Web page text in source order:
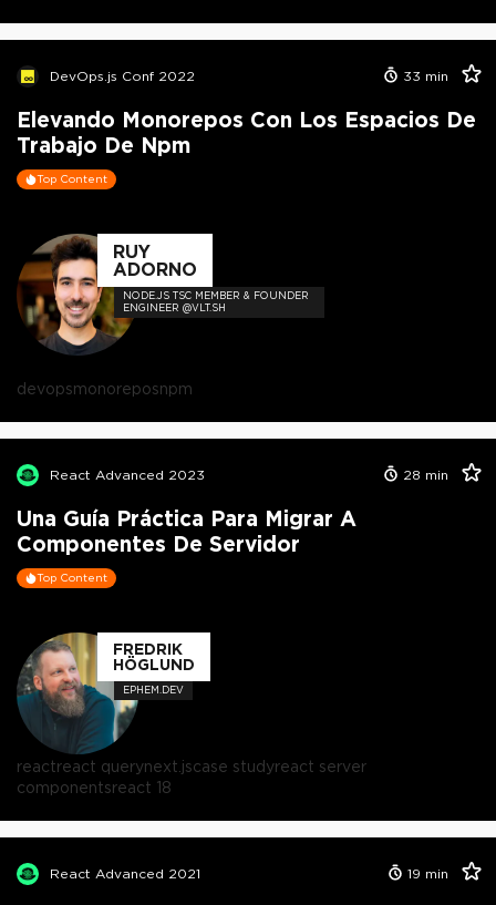
DevOps.js Conf 2022 33 min
Elevando Monorepos Con Los Espacios De
Trabajo De Npm
Top Content
RUY
ADORNO
NODE.JS TSC MEMBER & FOUNDER
ENGINEER @VLT.SH
devopsmonoreposnpm
React Advanced 2023 28 min
Una Guía Práctica Para Migrar A
Componentes De Servidor
Top Content
FREDRIK
HÖGLUND
EPHEM.DEV
reactreact querynext.jscase studyreact server
componentsreact 18
React Advanced 2021 19 min